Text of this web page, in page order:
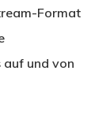
Format
und von